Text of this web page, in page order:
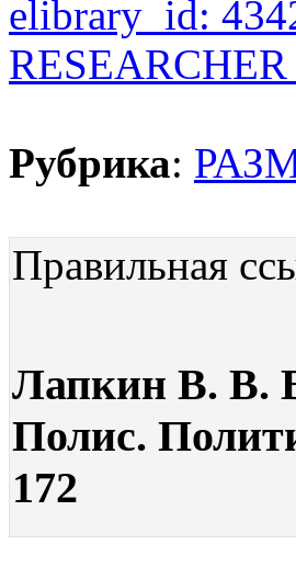
elibrary_id:
Рубрика:
Правильная
Лапкин В. В.
Полис.
172